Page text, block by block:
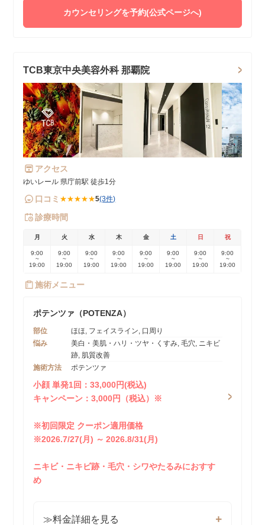
カウンセリングを予約(公式ページへ)
TCB東京中央美容外科 那覇院
アクセス
ゆいレール 県庁前駅 徒歩1分
口コミ ★★★★★5(3件)
診療時間
月 火 水 木 金 土 日 祝
9:00
~
19:00
9:00
~
19:00
9:00
~
19:00
9:00
~
19:00
9:00
~
19:00
9:00
~
19:00
9:00
~
19:00
9:00
~
19:00
施術メニュー
ポテンツァ（POTENZA）
部位
ほほ, フェイスライン, 口周り
悩み
美白・美肌・ハリ・ツヤ・くすみ, 毛穴, ニキビ
跡, 肌質改善
施術方法
ポテンツァ
小顔 単発1回：33,000円(税込)
キャンペーン：3,000円（税込）※
※初回限定 クーポン適用価格
※2026.7/27(月) ～ 2026.8/31(月)
ニキビ・ニキビ跡・毛穴・シワやたるみにおすす
め
≫料金詳細を見る